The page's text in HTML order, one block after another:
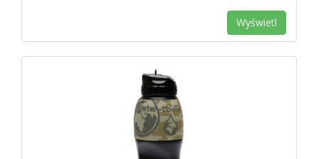
Wyświetl